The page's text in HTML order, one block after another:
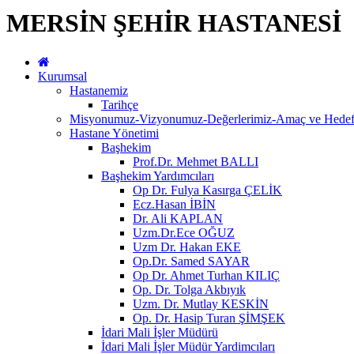
MERSİN ŞEHİR HASTANESİ
Kurumsal
Hastanemiz
Tarihçe
Misyonumuz-Vizyonumuz-Değerlerimiz-Amaç ve
Hastane Yönetimi
Başhekim
Prof.Dr. Mehmet BALLI
Başhekim Yardımcıları
Op Dr. Fulya Kasırga ÇELİK
Ecz.Hasan İBİN
Dr. Ali KAPLAN
Uzm.Dr.Ece OĞUZ
Uzm Dr. Hakan EKE
Op.Dr. Samed SAYAR
Op Dr. Ahmet Turhan KILIÇ
Op. Dr. Tolga Akbıyık
Uzm. Dr. Mutlay KESKİN
Op. Dr. Hasip Turan ŞİMŞEK
İdari Mali İşler Müdürü
İdari Mali İşler Müdür Yardimcıları